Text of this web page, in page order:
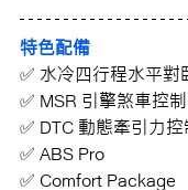
特色配備
✅ 水冷四行程水平對
✅ MSR 引擎煞車控
✅ DTC 動態牽引力控
✅ ABS Pro
✅ Comfort Package